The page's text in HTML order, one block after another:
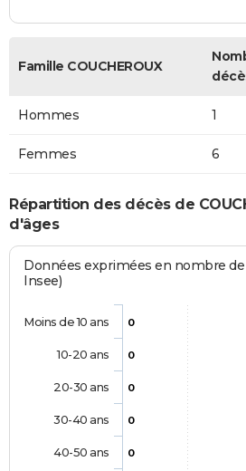
Famille COUCHEROUX
Hommes 1
Femmes 6
Répartition des décès de
d'âges
Données exprimées en nombre de
Insee)
0
0
0
0
0
Moins de 10 ans
10-20 ans
20-30 ans
30-40 ans
40-50 ans